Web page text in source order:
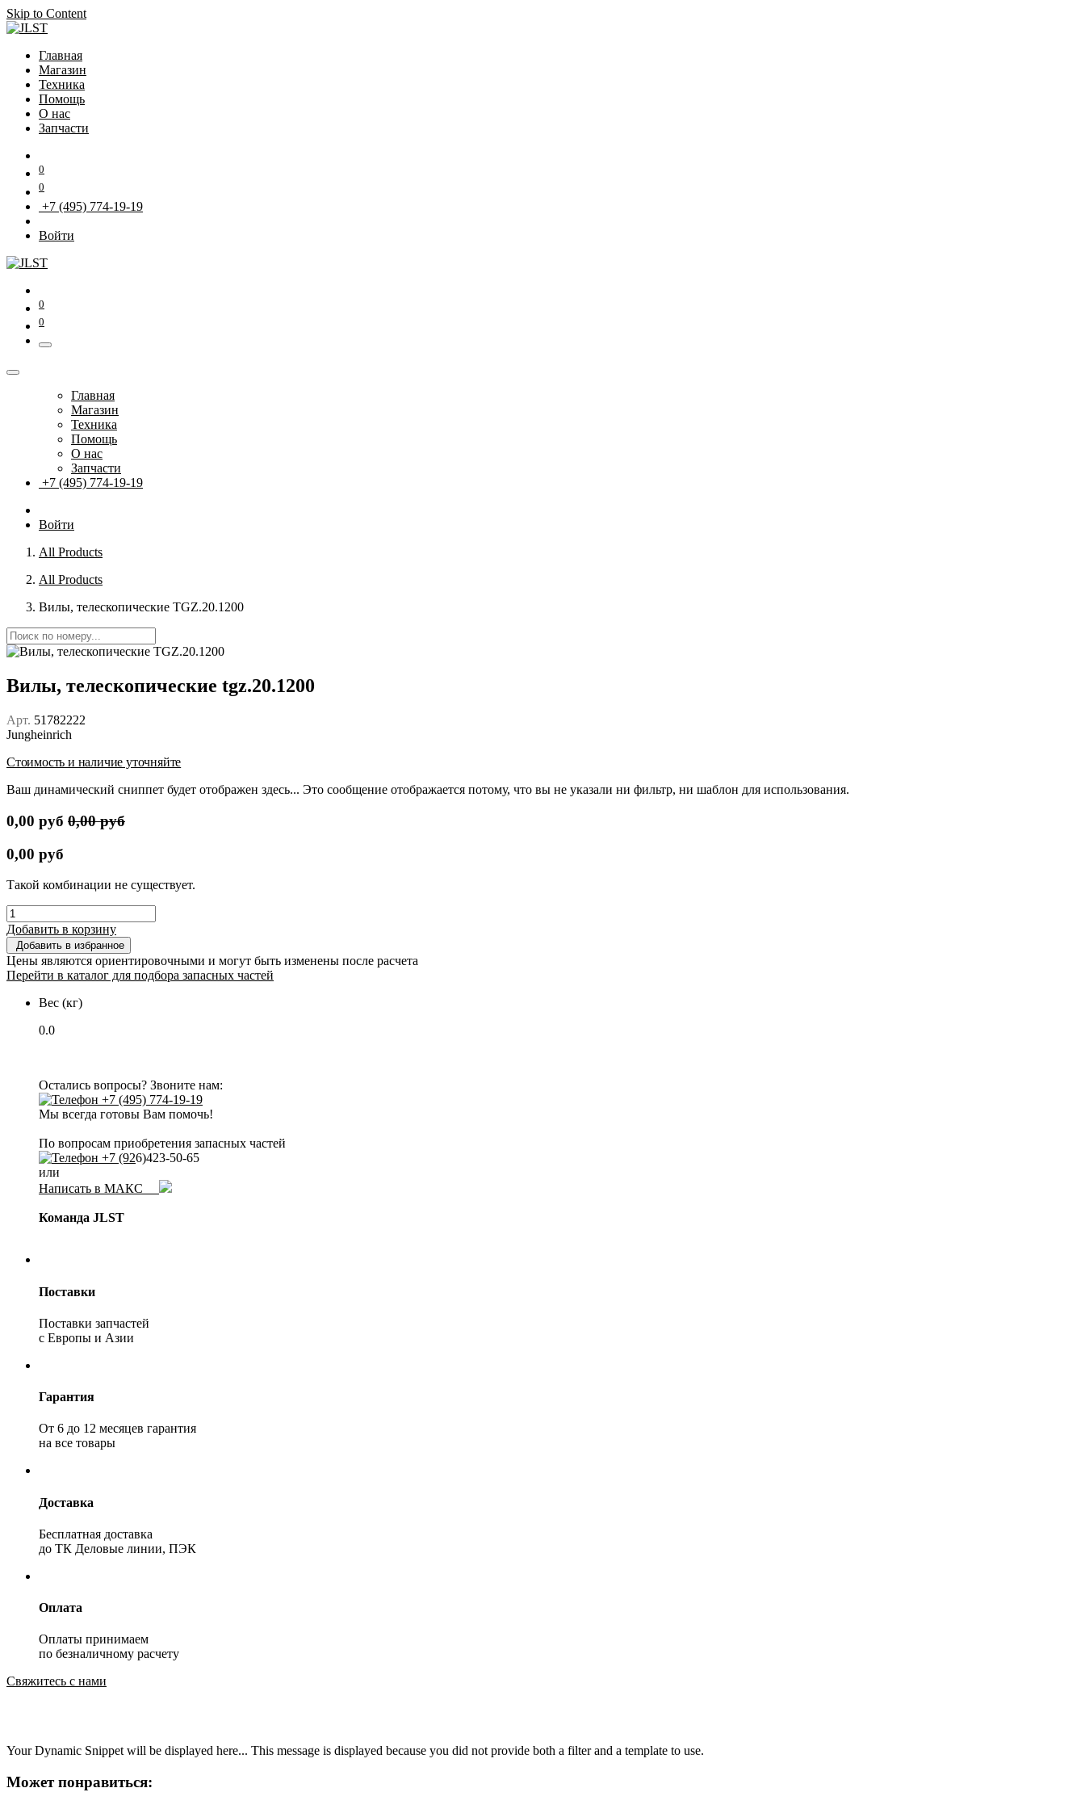
Skip to Content
Главная
Магазин
Техника
Помощь
О нас
Запчасти
0
0
+7 (495) 774-19-19
Войти
0
0
Главная
Магазин
Техника
Помощь
О нас
Запчасти
+7 (495) 774-19-19
Войти
All Products
All Products
Вилы, телескопические TGZ.20.1200
Вилы, телескопические tgz.20.1200
Арт. 51782222
Jungheinrich
Стоимость и наличие уточняйте
Ваш динамический сниппет будет отображен здесь... Это сообщение отображается потому, что вы не указали ни фильтр, ни шаблон для использования.
0,00 руб 0,00руб
0,00 руб
Такой комбинации не существует.
Добавить в корзину
Добавить в избранное
Цены являются ориентировочными и могут быть изменены после расчета
Перейти в каталог для подбора запасных частей
Вес (кг)
0.0
Остались вопросы? Звоните нам:
+7 (495) 774-19-19
Мы всегда готовы Вам помочь!
По вопросам приобретения запасных частей
+7 (926)423-50-65
или
Написать в МАКС
Команда JLST
Поставки
Поставки запчастей
с Европы и Азии
Гарантия
От 6 до 12 месяцев гарантия
на все товары
Доставка
Бесплатная доставка
до ТК Деловые линии, ПЭК
Оплата
Оплаты принимаем
по безналичному расчету
Свяжитесь с нами
Your Dynamic Snippet will be displayed here... This message is displayed because you did not provide both a filter and a template to use.
Может понравиться: